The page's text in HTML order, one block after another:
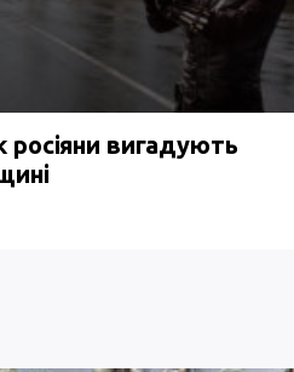
росіяни вигадують